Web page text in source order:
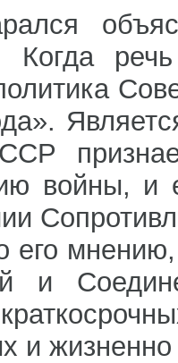
Когда
войны, и
его
и
и